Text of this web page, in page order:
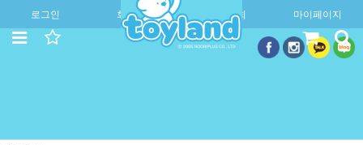
로그인 회원가입 주문조회 마이페이지